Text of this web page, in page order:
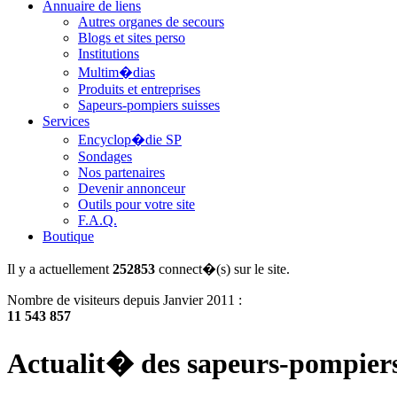
Annuaire de liens
Autres organes de secours
Blogs et sites perso
Institutions
Multim�dias
Produits et entreprises
Sapeurs-pompiers suisses
Services
Encyclop�die SP
Sondages
Nos partenaires
Devenir annonceur
Outils pour votre site
F.A.Q.
Boutique
Il y a actuellement 252853 connect�(s) sur le site.
Nombre de visiteurs depuis Janvier 2011 :
11 543 857
Actualit� des sapeurs-